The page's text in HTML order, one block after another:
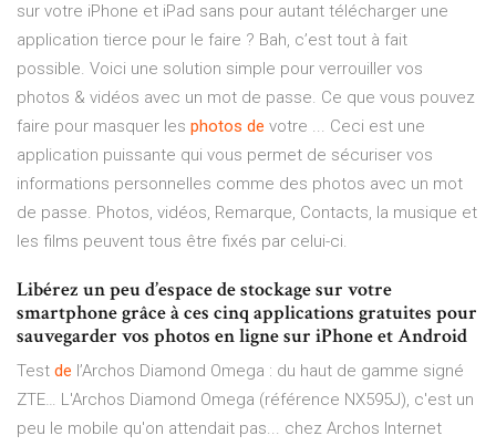
sur votre iPhone et iPad sans pour autant télécharger une
application tierce pour le faire ? Bah, c’est tout à fait
possible. Voici une solution simple pour verrouiller vos
photos & vidéos avec un mot de passe. Ce que vous pouvez
faire pour masquer les photos de votre ... Ceci est une
application puissante qui vous permet de sécuriser vos
informations personnelles comme des photos avec un mot
de passe. Photos, vidéos, Remarque, Contacts, la musique et
les films peuvent tous être fixés par celui-ci.
Libérez un peu d’espace de stockage sur votre
smartphone grâce à ces cinq applications gratuites pour
sauvegarder vos photos en ligne sur iPhone et Android
Test de l’Archos Diamond Omega : du haut de gamme signé
ZTE… L'Archos Diamond Omega (référence NX595J), c'est un
peu le mobile qu'on attendait pas... chez Archos Internet